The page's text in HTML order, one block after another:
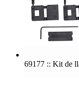
69177 :: Kit de